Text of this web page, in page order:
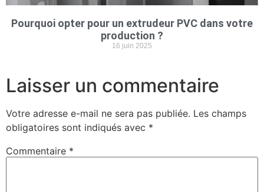
Pourquoi opter pour un extrudeur PVC dans votre
production ?
16 juin 2025
Laisser un commentaire
Votre adresse e-mail ne sera pas publiée. Les champs
obligatoires sont indiqués avec *
Commentaire *